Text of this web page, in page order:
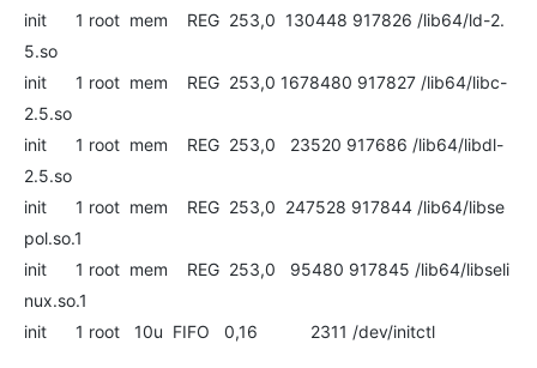
init 1 root mem REG 253,0 130448 917826 /lib64/ld-2.
5.so
init 1 root mem REG 253,0 1678480 917827 /lib64/libc-
2.5.so
init 1 root mem REG 253,0 23520 917686 /lib64/libdl-
2.5.so
init 1 root mem REG 253,0 247528 917844 /lib64/libse
pol.so.1
init 1 root mem REG 253,0 95480 917845 /lib64/libseli
nux.so.1
init 1 root 10u FIFO 0,16 2311 /dev/initctl